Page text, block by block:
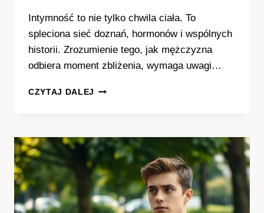
Intymność to nie tylko chwila ciała. To
spleciona sieć doznań, hormonów i wspólnych
historii. Zrozumienie tego, jak mężczyzna
odbiera moment zbliżenia, wymaga uwagi…
CZYTAJ DALEJ CO
JEST
W
KOBIECIE